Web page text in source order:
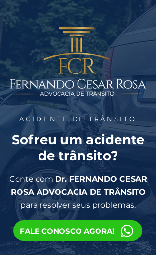
ACIDENTE DE TRÂNSITO
Sofreu um acidente
de trânsito?
Conte com Dr. FERNANDO CESAR
ROSA ADVOCACIA DE TRÂNSITO
para resolver seus problemas.
FALE CONOSCO AGORA!